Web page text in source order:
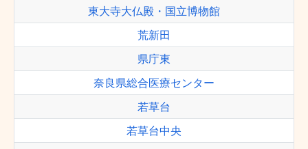
東大寺大仏殿・国立博物館
荒新田
県庁東
奈良県総合医療センター
若草台
若草台中央